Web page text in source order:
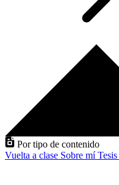
Por tipo de contenido
Vuelta a clase Sobre míTesis